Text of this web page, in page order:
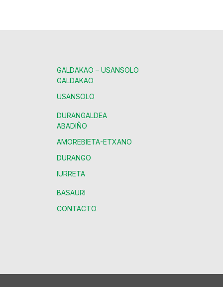
GALDAKAO – USANSOLO
GALDAKAO
USANSOLO
DURANGALDEA
ABADIÑO
AMOREBIETA-ETXANO
DURANGO
IURRETA
BASAURI
CONTACTO